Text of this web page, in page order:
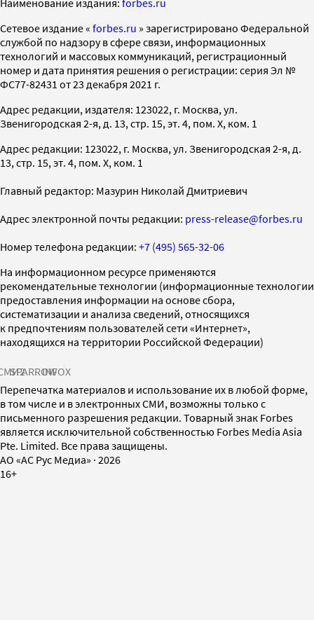
Наименование издания: forbes.ru
Cетевое издание « forbes.ru » зарегистрировано Федеральной
службой по надзору в сфере связи, информационных
технологий и массовых коммуникаций, регистрационный
номер и дата принятия решения о регистрации: серия Эл №
ФС77-82431 от 23 декабря 2021 г.
Адрес редакции, издателя: 123022, г. Москва, ул.
Звенигородская 2-я, д. 13, стр. 15, эт. 4, пом. X, ком. 1
Адрес редакции: 123022, г. Москва, ул. Звенигородская 2-я, д.
13, стр. 15, эт. 4, пом. X, ком. 1
Главный редактор: Мазурин Николай Дмитриевич
Адрес электронной почты редакции: press-release@forbes.ru
Номер телефона редакции: +7 (495) 565-32-06
На информационном ресурсе применяются
рекомендательные технологии (информационные технологии
предоставления информации на основе сбора,
систематизации и анализа сведений, относящихся
к предпочтениям пользователей сети «Интернет»,
находящихся на территории Российской Федерации)
SPARROWINFOX
Перепечатка материалов и использование их в любой форме,
в том числе и в электронных СМИ, возможны только с
письменного разрешения редакции. Товарный знак Forbes
является исключительной собственностью Forbes Media Asia
Pte. Limited. Все права защищены.
AO «АС Рус Медиа» · 2026
16+